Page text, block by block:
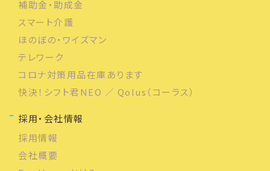
補助金・助成金
スマート介護
ほのぼの・ワイズマン
テレワーク
コロナ対策用品在庫あります
快決！シフト君NEO ／ Qolus（コーラス）
採用・会社情報
採用情報
会社概要